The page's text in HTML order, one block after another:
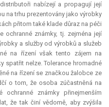
nabízejí a propagují její
na trhu prezentovány jako výrobky
přitom také klade důraz na péči
ochranné známky, tj. zejména její
a služby od výrobků a služeb
na řízení však tento zájem na
spatřit nelze. Tolerance hromadné
na řízení se značkou žalobce ze
o tom, že osoba zúčastněná na
známky přinejmenším
že tak činí vědomě, aby zvýšila